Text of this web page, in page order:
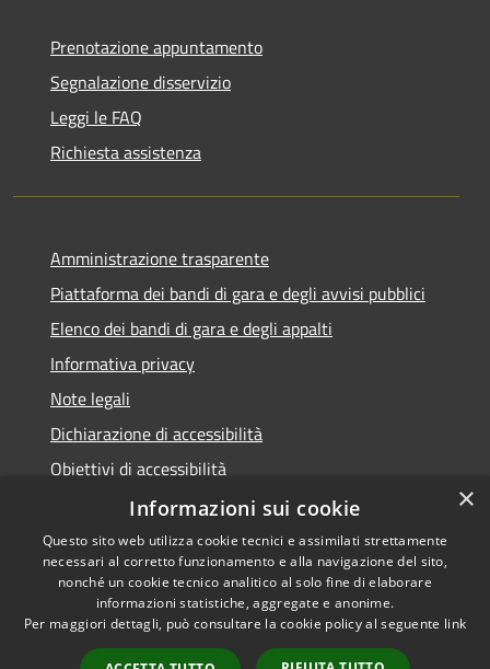
Prenotazione appuntamento
Segnalazione disservizio
Leggi le FAQ
Richiesta assistenza
Amministrazione trasparente
Piattaforma dei bandi di gara e degli avvisi pubblici
Elenco dei bandi di gara e degli appalti
Informativa privacy
Note legali
Dichiarazione di accessibilità
Obiettivi di accessibilità
Accessibilità
Privacy
×
Informazioni sui cookie
Questo sito web utilizza cookie tecnici e assimilati strettamente
necessari al corretto funzionamento e alla navigazione del sito,
nonché un cookie tecnico analitico al solo fine di elaborare
informazioni statistiche, aggregate e anonime.
Per maggiori dettagli, può consultare la cookie policy al seguente link